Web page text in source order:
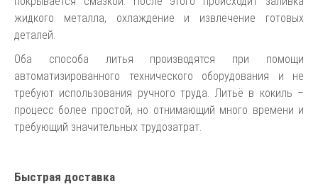
жидкого металла, охлаждение и извлечение готовых
деталей.
Оба способа литья производятся при помощи
автоматизированного технического оборудования и не
требуют использования ручного труда. Литьё в кокиль –
процесс более простой, но отнимающий много времени и
требующий значительных трудозатрат.
Быстрая доставка